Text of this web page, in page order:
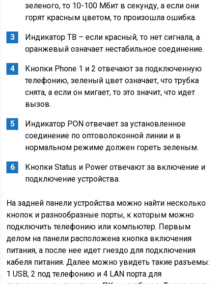
зеленого, то 10-100 Мбит в секунду, а если они
горят красным цветом, то произошла ошибка.
Индикатор ТВ – если красный, то нет сигнала, а
оранжевый означает нестабильное соединение.
Кнопки Phone 1 и 2 отвечают за подключенную
телефонию, зеленый цвет означает, что трубка
снята, а если он мигает, то это значит, что идет
вызов.
Индикатор PON отвечает за установленное
соединение по оптоволоконной линии и в
нормальном режиме должен гореть зеленым.
Кнопки Status и Power отвечают за включение и
подключение устройства.
На задней панели устройства можно найти несколько
кнопок и разнообразные порты, к которым можно
подключить телефонию или компьютер. Первым
делом на панели расположена кнопка включения
питания, а после нее идет гнездо для подключения
кабеля питания. Далее можно увидеть такие разъемы:
1 USB, 2 под телефонию и 4 LAN порта для